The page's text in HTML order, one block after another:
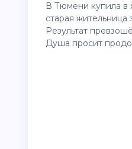
В Тюмени купила в
старая жительница
Результат
Душа просит